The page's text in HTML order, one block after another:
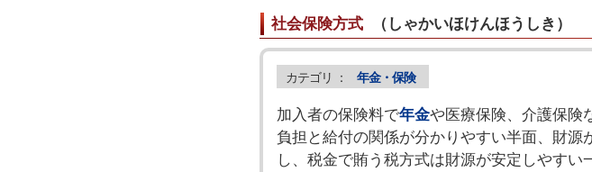
社会保険方式 （ しゃかいほけんほうしき ）
カテゴリ ： 年金・保険
加入者の保険料で年金や医療保険、介護保険
負担と給付の関係が分かりやすい半面、財
し、税金で賄う税方式は財源が安定しやす